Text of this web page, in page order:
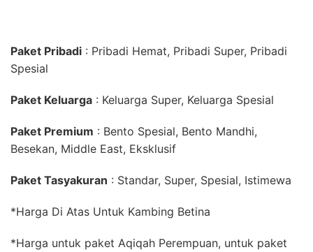
Paket Pribadi : Pribadi Hemat, Pribadi Super, Pribadi
Spesial
Paket Keluarga : Keluarga Super, Keluarga Spesial
Paket Premium : Bento Spesial, Bento Mandhi,
Besekan, Middle East, Eksklusif
Paket Tasyakuran : Standar, Super, Spesial, Istimewa
*Harga Di Atas Untuk Kambing Betina
*Harga untuk paket Aqiqah Perempuan, untuk paket